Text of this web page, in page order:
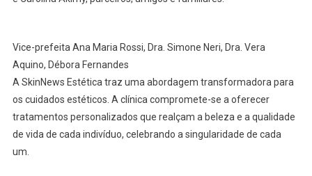
Maria
Vice-prefeita Ana Maria Rossi, Dra. Simone Neri, Dra. Vera
Aquino, Débora Fernandes
A SkinNews Estética traz uma abordagem transformadora para
os cuidados estéticos. A clínica compromete-se a oferecer
tratamentos personalizados que realçam a beleza e a qualidade
de vida de cada indivíduo, celebrando a singularidade de cada
um.